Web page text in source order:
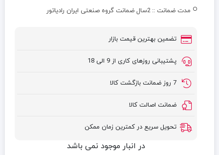
مدت ضمانت :: 2سال ضمانت گروه صنعتی ایران رادیاتور
تضمین بهترین قیمت بازار
پشتیبانی روزهای کاری از 9 الی 18
7 روز ضمانت بازگشت کالا
ضمانت اصالت کالا
تحویل سریع در کمترین زمان ممکن
در انبار موجود نمی باشد